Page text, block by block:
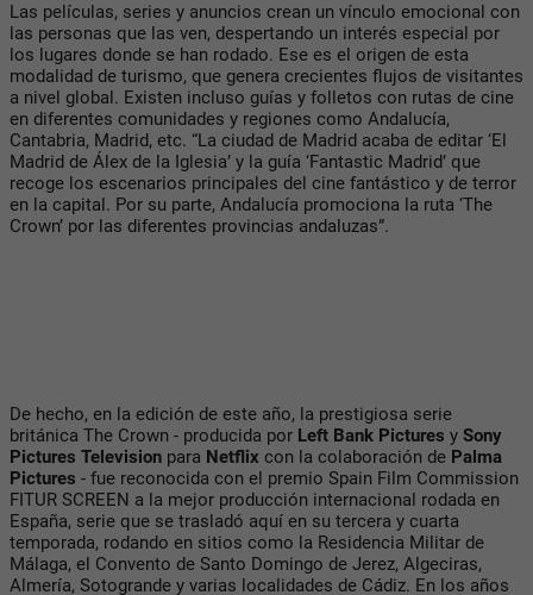
Las películas, series y anuncios crean un vínculo emocional con
las personas que las ven, despertando un interés especial por
los lugares donde se han rodado. Ese es el origen de esta
modalidad de turismo, que genera crecientes flujos de visitantes
a nivel global. Existen incluso guías y folletos con rutas de cine
en diferentes comunidades y regiones como Andalucía,
Cantabria, Madrid, etc. “La ciudad de Madrid acaba de editar ‘El
Madrid de Álex de la Iglesia’ y la guía ‘Fantastic Madrid’ que
recoge los escenarios principales del cine fantástico y de terror
en la capital. Por su parte, Andalucía promociona la ruta ‘The
Crown’ por las diferentes provincias andaluzas”.
De hecho, en la edición de este año, la prestigiosa serie
británica The Crown - producida por Left Bank Pictures y Sony
Pictures Television para Netflix con la colaboración de Palma
Pictures - fue reconocida con el premio Spain Film Commission
FITUR SCREEN a la mejor producción internacional rodada en
España, serie que se trasladó aquí en su tercera y cuarta
temporada, rodando en sitios como la Residencia Militar de
Málaga, el Convento de Santo Domingo de Jerez, Algeciras,
Almería, Sotogrande y varias localidades de Cádiz. En los años